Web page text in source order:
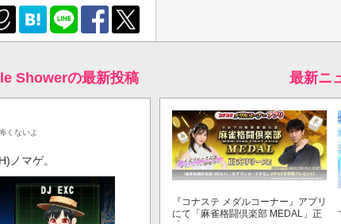
Showerの最新投稿
くないよ
ノマゲ。
最新ニ
『コナステ メダルコーナー』アプリ
にて「麻雀格闘倶楽部 MEDAL」正